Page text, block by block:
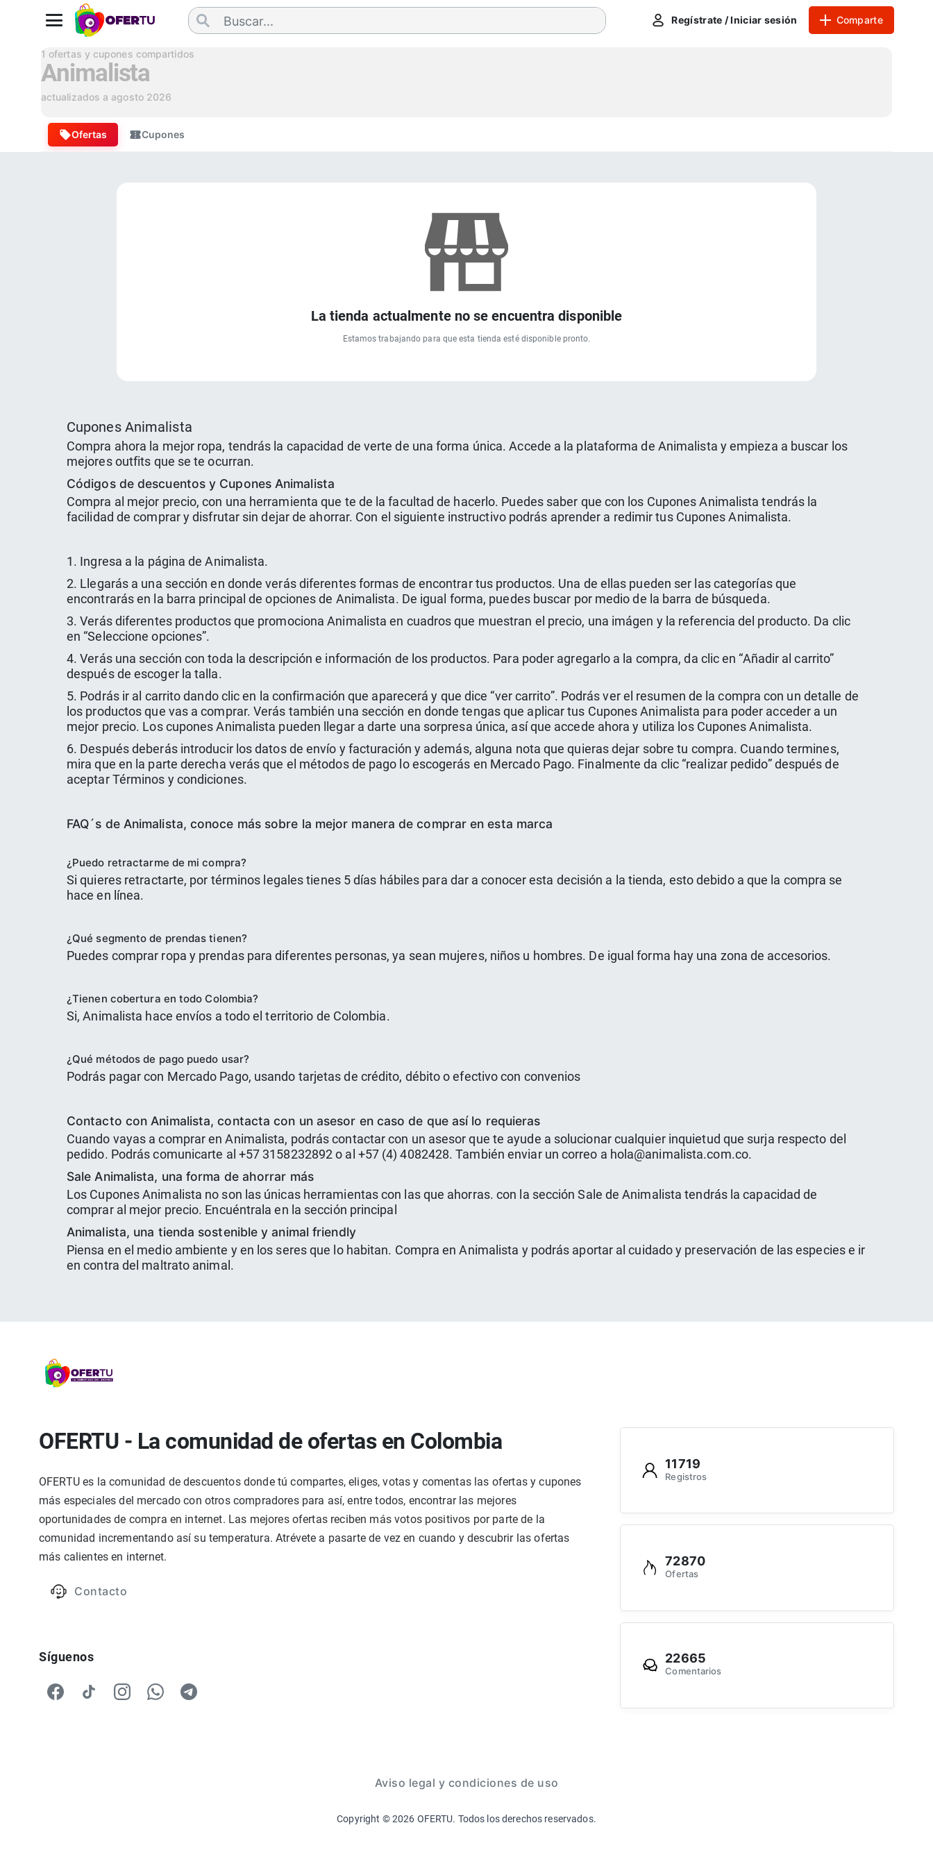
Regístrate / Iniciar sesión Comparte
1 ofertas y cupones compartidos
Animalista
actualizados a agosto 2026
Ofertas Cupones
La tienda actualmente no se encuentra disponible
Estamos trabajando para que esta tienda esté disponible pronto.
Cupones Animalista
Compra ahora la mejor ropa, tendrás la capacidad de verte de una forma única. Accede a la plataforma de Animalista y empieza a buscar los
mejores outfits que se te ocurran.
Códigos de descuentos y Cupones Animalista
Compra al mejor precio, con una herramienta que te de la facultad de hacerlo. Puedes saber que con los Cupones Animalista tendrás la
facilidad de comprar y disfrutar sin dejar de ahorrar. Con el siguiente instructivo podrás aprender a redimir tus Cupones Animalista.
1. Ingresa a la página de Animalista.
2. Llegarás a una sección en donde verás diferentes formas de encontrar tus productos. Una de ellas pueden ser las categorías que
encontrarás en la barra principal de opciones de Animalista. De igual forma, puedes buscar por medio de la barra de búsqueda.
3. Verás diferentes productos que promociona Animalista en cuadros que muestran el precio, una imágen y la referencia del producto. Da clic
en “Seleccione opciones”.
4. Verás una sección con toda la descripción e información de los productos. Para poder agregarlo a la compra, da clic en “Añadir al carrito”
después de escoger la talla.
5. Podrás ir al carrito dando clic en la confirmación que aparecerá y que dice “ver carrito”. Podrás ver el resumen de la compra con un detalle de
los productos que vas a comprar. Verás también una sección en donde tengas que aplicar tus Cupones Animalista para poder acceder a un
mejor precio. Los cupones Animalista pueden llegar a darte una sorpresa única, así que accede ahora y utiliza los Cupones Animalista.
6. Después deberás introducir los datos de envío y facturación y además, alguna nota que quieras dejar sobre tu compra. Cuando termines,
mira que en la parte derecha verás que el métodos de pago lo escogerás en Mercado Pago. Finalmente da clic “realizar pedido” después de
aceptar Términos y condiciones.
FAQ´s de Animalista, conoce más sobre la mejor manera de comprar en esta marca
¿Puedo retractarme de mi compra?
Si quieres retractarte, por términos legales tienes 5 días hábiles para dar a conocer esta decisión a la tienda, esto debido a que la compra se
hace en línea.
¿Qué segmento de prendas tienen?
Puedes comprar ropa y prendas para diferentes personas, ya sean mujeres, niños u hombres. De igual forma hay una zona de accesorios.
¿Tienen cobertura en todo Colombia?
Si, Animalista hace envíos a todo el territorio de Colombia.
¿Qué métodos de pago puedo usar?
Podrás pagar con Mercado Pago, usando tarjetas de crédito, débito o efectivo con convenios
Contacto con Animalista, contacta con un asesor en caso de que así lo requieras
Cuando vayas a comprar en Animalista, podrás contactar con un asesor que te ayude a solucionar cualquier inquietud que surja respecto del
pedido. Podrás comunicarte al +57 3158232892 o al +57 (4) 4082428. También enviar un correo a hola@animalista.com.co.
Sale Animalista, una forma de ahorrar más
Los Cupones Animalista no son las únicas herramientas con las que ahorras. con la sección Sale de Animalista tendrás la capacidad de
comprar al mejor precio. Encuéntrala en la sección principal
Animalista, una tienda sostenible y animal friendly
Piensa en el medio ambiente y en los seres que lo habitan. Compra en Animalista y podrás aportar al cuidado y preservación de las especies e ir
en contra del maltrato animal.
OFERTU - La comunidad de ofertas en Colombia
OFERTU es la comunidad de descuentos donde tú compartes, eliges, votas y comentas las ofertas y cupones
más especiales del mercado con otros compradores para así, entre todos, encontrar las mejores
oportunidades de compra en internet. Las mejores ofertas reciben más votos positivos por parte de la
comunidad incrementando así su temperatura. Atrévete a pasarte de vez en cuando y descubrir las ofertas
más calientes en internet.
Contacto
Síguenos
11719
Registros
72870
Ofertas
22665
Comentarios
Aviso legal y condiciones de uso
Copyright ©2026 OFERTU. Todos los derechos reservados.